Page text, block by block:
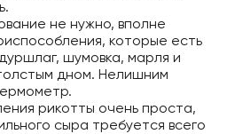
не нужно, вполне
которые есть
шумовка, марля и
дном. Нелишним
рикотты очень проста,
сыра требуется всего